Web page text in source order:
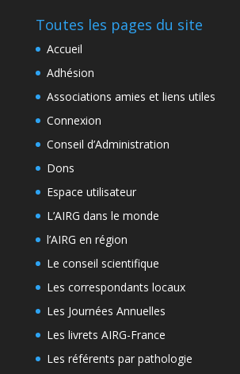
Toutes les pages du site
Accueil
Adhésion
Associations amies et liens utiles
Connexion
Conseil d’Administration
Dons
Espace utilisateur
L’AIRG dans le monde
l’AIRG en région
Le conseil scientifique
Les correspondants locaux
Les Journées Annuelles
Les livrets AIRG-France
Les référents par pathologie